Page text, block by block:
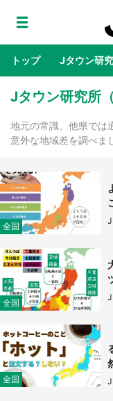
トップ Jタウン研
地域×二次元
公式
【7
『薬
の「
日向
メ『
限定
『小
ル・
せて
Jタウン研究所（
地元の常識、他県では
意外な地域差を調べま
全国
全国
全国